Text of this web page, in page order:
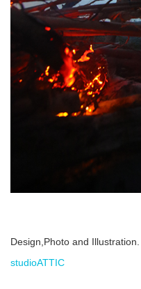
Design,Photo and Illustration.
studioATTIC